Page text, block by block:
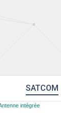
SATCOM
intégrée